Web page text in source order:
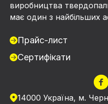
виробництва
має один з найбільших
Прайс-лист
Сертифікати
14000 Україна, м.